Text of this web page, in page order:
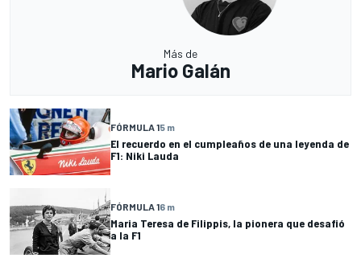
Más de
Mario Galán
FÓRMULA 15 m
El recuerdo en el cumpleaños de una leyenda de
F1: Niki Lauda
FÓRMULA 16 m
Maria Teresa de Filippis, la pionera que desafió
a la F1